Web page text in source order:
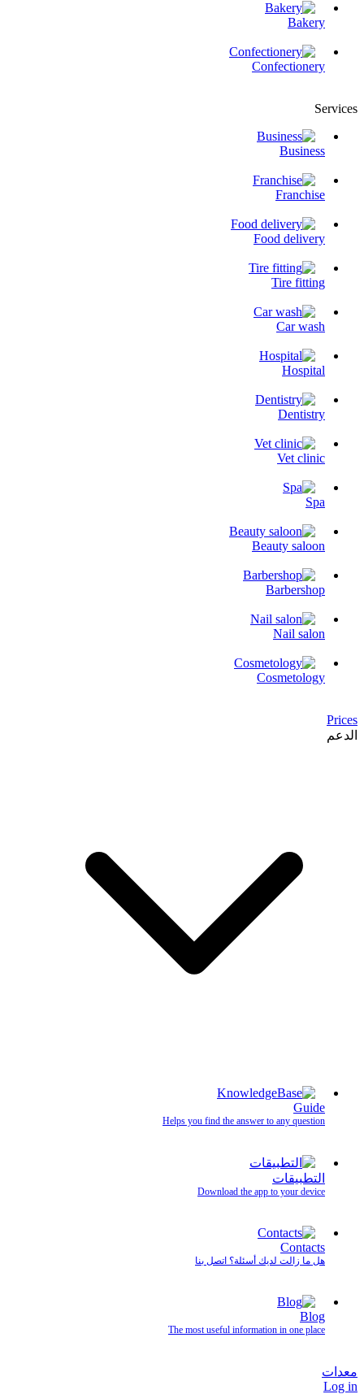
Bakery
Confectionery
Services
Business
Franchise
Food delivery
Tire fitting
Сar wash
Hospital
Dentistry
Vet clinic
Spa
Beauty saloon
Barbershop
Nail salon
Cosmetology
Prices
الدعم
Guide
Helps you find the answer to any question
التطبيقات
Download the app to your device
Contacts
هل ما زالت لديك أسئلة؟ اتصل بنا
Blog
The most useful information in one place
معدات
Log in